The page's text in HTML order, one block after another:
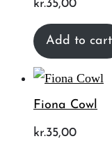
kr.35,00
Add to cart
Fiona Cowl
kr.35,00